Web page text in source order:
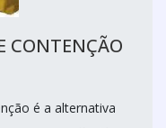
CONTENÇÃO
é a alternativa